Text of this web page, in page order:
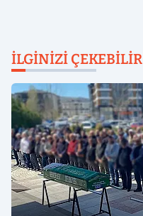
İLGINIZI ÇEKEBILIR